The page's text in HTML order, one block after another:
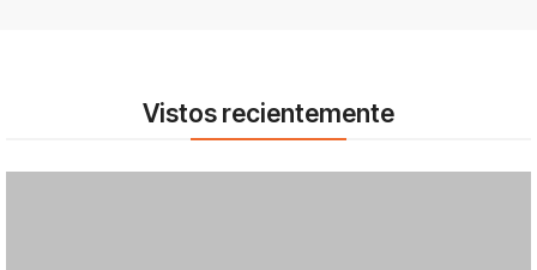
Vistos recientemente